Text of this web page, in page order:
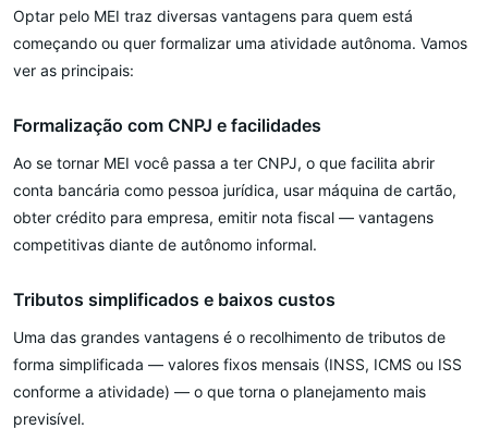
Optar pelo MEI traz diversas vantagens para quem está
começando ou quer formalizar uma atividade autônoma. Vamos
ver as principais:
Formalização com CNPJ e facilidades
Ao se tornar MEI você passa a ter CNPJ, o que facilita abrir
conta bancária como pessoa jurídica, usar máquina de cartão,
obter crédito para empresa, emitir nota fiscal — vantagens
competitivas diante de autônomo informal.
Tributos simplificados e baixos custos
Uma das grandes vantagens é o recolhimento de tributos de
forma simplificada — valores fixos mensais (INSS, ICMS ou ISS
conforme a atividade) — o que torna o planejamento mais
previsível.